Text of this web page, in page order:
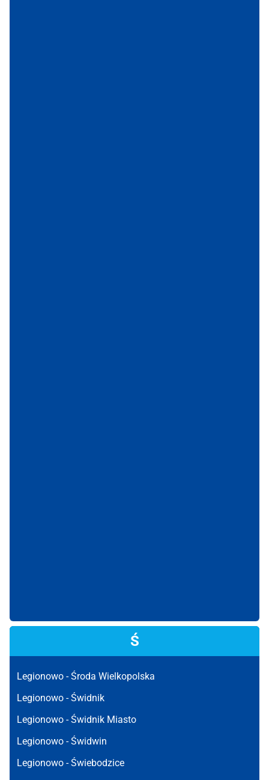
Ś
Legionowo -Środa Wielkopolska
Legionowo -Świdnik
Legionowo -Świdnik Miasto
Legionowo -Świdwin
Legionowo -Świebodzice